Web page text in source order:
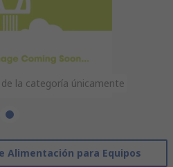
la categoría únicamente
Alimentación para Equipos